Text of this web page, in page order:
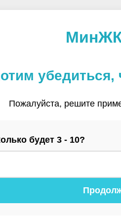
убедиться,
Пожалуйста, решите
будет 3 - 10?